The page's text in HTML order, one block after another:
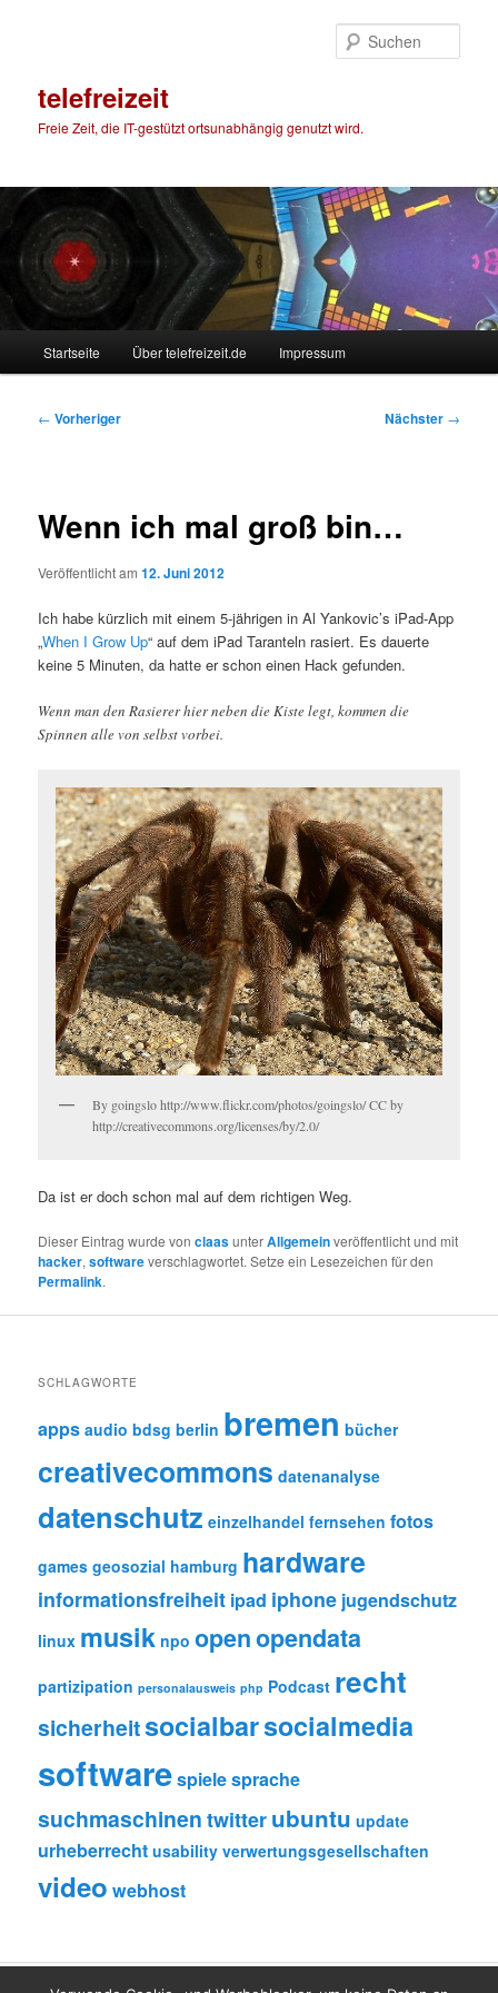
telefreizeit
Freie Zeit, die IT-gestützt ortsunabhängig genutzt wird.
Startseite Über telefreizeit.de Impressum
Beitragsnavigation
← Vorheriger Nächster →
Wenn ich mal groß bin…
Veröffentlicht am12. Juni 2012
Ich habe kürzlich mit einem 5-jährigen in Al Yankovic’s iPad-App
„When I Grow Up“ auf dem iPad Taranteln rasiert. Es dauerte
keine 5 Minuten, da hatte er schon einen Hack gefunden.
Wenn man den Rasierer hier neben die Kiste legt, kommen die
Spinnen alle von selbst vorbei.
By goingslo http://www.flickr.com/photos/goingslo/ CC by
http://creativecommons.org/licenses/by/2.0/
Da ist er doch schon mal auf dem richtigen Weg.
Dieser Eintrag wurde vonclaasunterAllgemeinveröffentlicht und mit
hacker,softwareverschlagwortet. Setze ein Lesezeichen für den
Permalink.
SCHLAGWORTE
apps audio bdsg berlin bremen bücher
creativecommons datenanalyse
datenschutz einzelhandel fernsehen fotos
games geosozial hamburg hardware
informationsfreiheit ipad iphone jugendschutz
linux musik npo openopendata
partizipation personalausweis php Podcast recht
sicherheitsocialbarsocialmedia
softwarespielesprache
suchmaschinentwitterubuntu update
urheberrecht usability verwertungsgesellschaften
video webhost